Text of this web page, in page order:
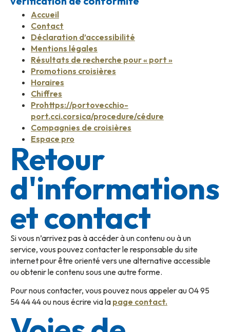
Accueil
Contact
Déclaration d’accessibilité
Mentions légales
Résultats de recherche pour « port »
Promotions croisières
Horaires
Chiffres
Prohttps://portovecchio-
port.cci.corsica/procedure/cédure
Compagnies de croisières
Espace pro
Retour
d'informations
et contact
Si vous n’arrivez pas à accéder à un contenu ou à un
service, vous pouvez contacter le responsable du site
internet pour être orienté vers une alternative accessible
ou obtenir le contenu sous une autre forme.
Pour nous contacter, vous pouvez nous appeler au 04 95
54 44 44 ou nous écrire via la page contact.